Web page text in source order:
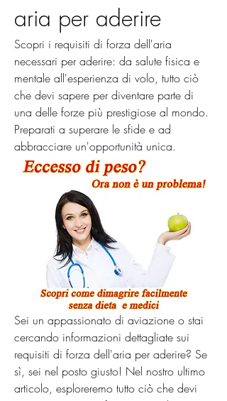
aria per aderire
Scopri i requisiti di forza dell'aria
necessari per aderire: da salute fisica e
mentale all'esperienza di volo, tutto ciò
che devi sapere per diventare parte di
una delle forze più prestigiose al mondo.
Preparati a superare le sfide e ad
abbracciare un'opportunità unica.
Sei un appassionato di aviazione o stai
cercando informazioni dettagliate sui
requisiti di forza dell'aria per aderire? Se
sì, sei nel posto giusto! Nel nostro ultimo
articolo, esploreremo tutto ciò che devi